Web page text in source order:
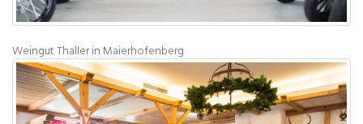
Weingut Thaller in Maierhofenberg